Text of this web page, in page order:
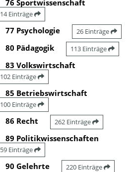
76 Sportwissenschaft
14 Einträge
77 Psychologie 26 Einträge
80 Pädagogik 113 Einträge
83 Volkswirtschaft
102 Einträge
85 Betriebswirtschaft
100 Einträge
86 Recht 262 Einträge
89 Politikwissenschaften
59 Einträge
90 Gelehrte 220 Einträge